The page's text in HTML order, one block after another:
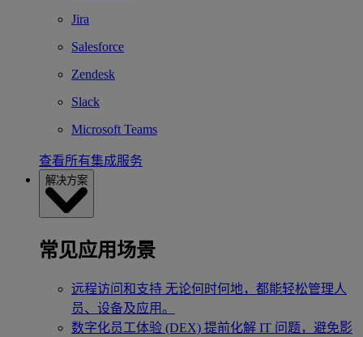
Jira
Salesforce
Zendesk
Slack
Microsoft Teams
查看所有集成服务
解决方案
常见应用场景
远程访问和支持 无论何时何地，都能轻松管理人
员、设备及应用。
数字化员工体验 (DEX) 提前化解 IT 问题，避免影